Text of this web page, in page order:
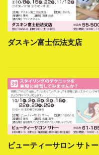
ダスキン富士伝法支店
ビューティーサロン サトー